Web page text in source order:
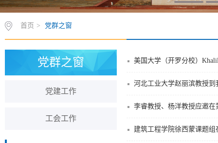
首页 > 党群之窗
党群之窗
党建工作
工会工作
美国大学（开罗分校）
河北工业大学赵丽滨教授到
建筑工程学院徐西蒙课题